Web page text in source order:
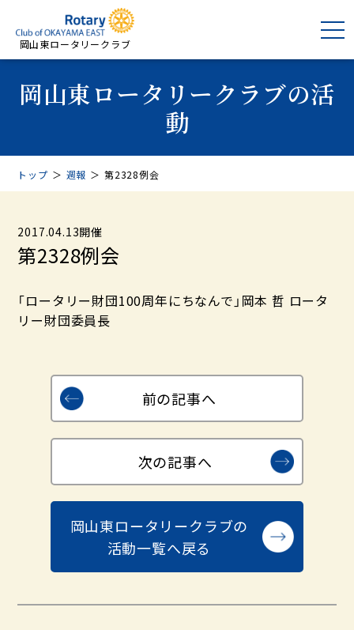
岡山東ロータリークラブ
岡山東ロータリークラブの活
動
トップ ＞ 週報 ＞ 第2328例会
2017.04.13開催
第2328例会
「ロータリー財団100周年にちなんで」岡本 哲 ロータ
リー財団委員長
前の記事へ
岡山東ロータリークラブの
活動一覧へ戻る
次の記事へ